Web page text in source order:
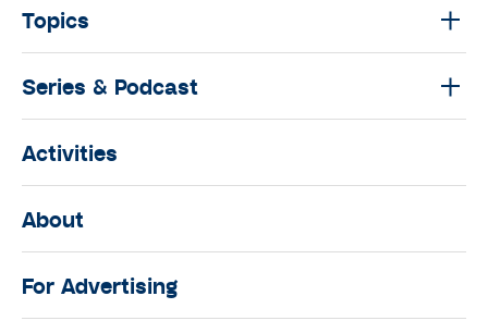
Topics
Series & Podcast
Activities
About
For Advertising